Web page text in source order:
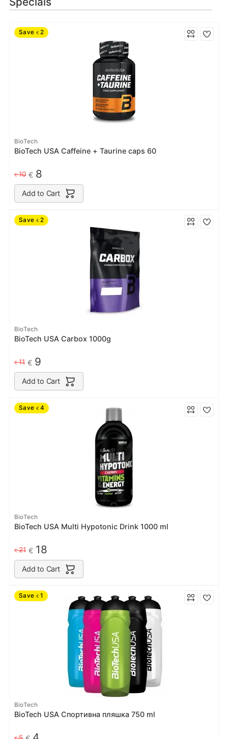
Save € 2
BioTech
BioTech USA Caffeine + Taurine caps 60
€10 € 8
Add to Cart
Save € 2
BioTech
BioTech USA Carbox 1000g
€11 € 9
Add to Cart
Save € 4
BioTech
BioTech USA Multi Hypotonic Drink 1000 ml
€21 € 18
Add to Cart
Save € 1
BioTech
BioTech USA Спортивна пляшка 750 ml